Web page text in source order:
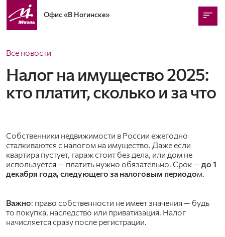
Офис«В Ногинске»
Все новости
Налог на имущество 2025:
кто платит, сколько и за что
Собственники недвижимости в России ежегодно
сталкиваются с налогом на имущество. Даже если
квартира пустует, гараж стоит без дела, или дом не
используется — платить нужно обязательно. Срок — до 1
декабря года, следующего за налоговым периодом.
Важно: право собственности не имеет значения — будь
то покупка, наследство или приватизация. Налог
начисляется сразу после регистрации.